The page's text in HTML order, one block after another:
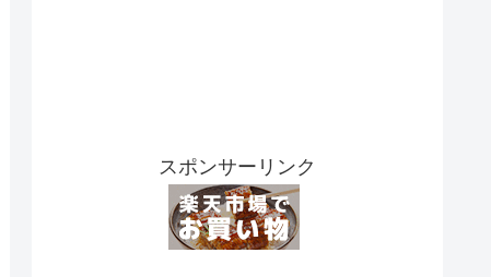
スポンサーリンク